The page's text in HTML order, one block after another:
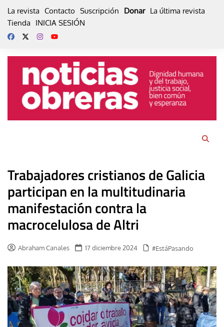
La revista Contacto Suscripción Donar La última revista
Tienda
INICIA SESIÓN
Trabajadores cristianos de Galicia
participan en la multitudinaria
manifestación contra la
macrocelulosa de Altri
Abraham Canales 17 diciembre 2024 #EstáPasando